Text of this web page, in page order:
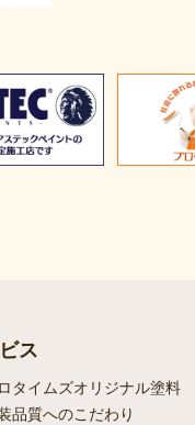
ス
タイムズオリジナル塗料
品質へのこだわり